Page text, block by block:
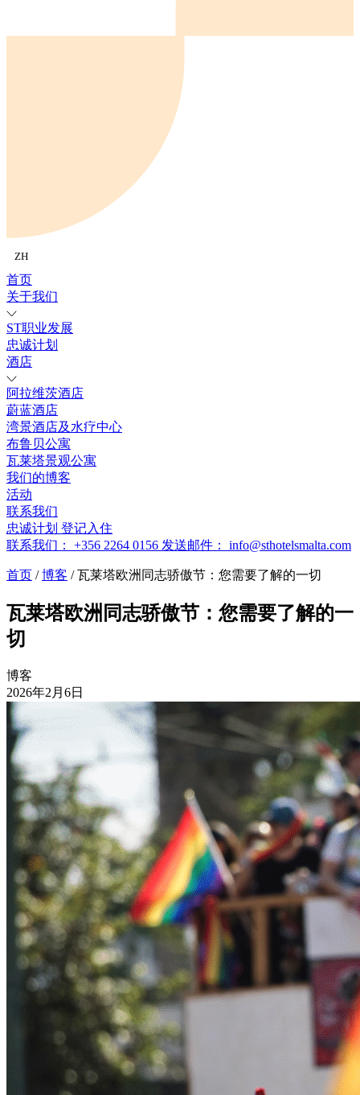
ZH
首页
关于我们
ST职业发展
忠诚计划
酒店
阿拉维茨酒店
蔚蓝酒店
湾景酒店及水疗中心
布鲁贝公寓
瓦莱塔景观公寓
我们的博客
活动
联系我们
忠诚计划 登记入住
联系我们： +356 2264 0156 发送邮件： info@sthotelsmalta.com
首页 /博客 /瓦莱塔欧洲同志骄傲节：您需要了解的一切
瓦莱塔欧洲同志骄傲节：您需要了解的一
切
博客
2026年2月6日